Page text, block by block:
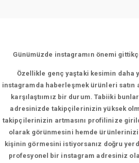
Günümüzde instagramın önemi
Özellikle genç yaştaki kesimin daha
instagramda haberleşmek ürünleri satın
karşılaştıımız bir durum. Tabiiki
adresinizde takipçilerinizin yüksek
takipçilerinizin artmasını profilinize
olarak görünmesini hemde ürünlerinizi
kişinin görmesini istiyorsanız doğru
profesyonel bir instagram adresiniz